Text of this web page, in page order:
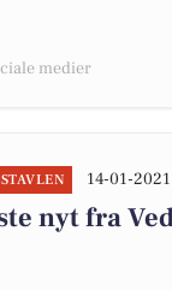
medier
14-01-
nyt fra